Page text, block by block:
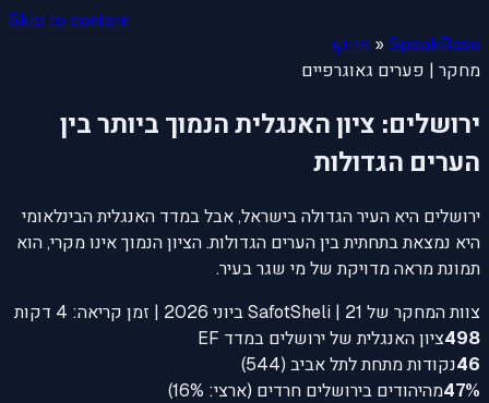
Skip to content
SpeakBase
« מחקר
מחקר | פערים גאוגרפיים
ירושלים: ציון האנגלית הנמוך ביותר בין
הערים הגדולות
ירושלים היא העיר הגדולה בישראל, אבל במדד האנגלית הבינלאומי
היא נמצאת בתחתית בין הערים הגדולות. הציון הנמוך אינו מקרי, הוא
תמונת מראה מדויקת של מי שגר בעיר.
צוות המחקר של SafotSheli | 21 ביוני 2026 | זמן קריאה: 4 דקות
498ציון האנגלית של ירושלים במדד EF
46נקודות מתחת לתל אביב (544)
47%מהיהודים בירושלים חרדים (ארצי: 16%)